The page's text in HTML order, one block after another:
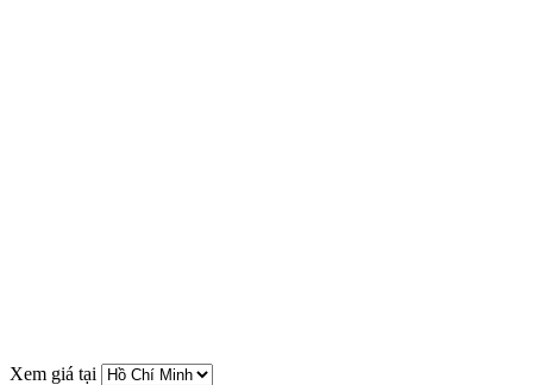
Xem giá tại